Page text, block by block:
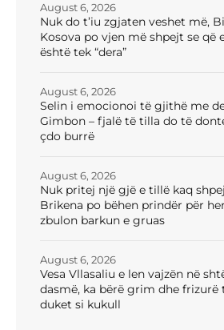
Nuk do t’iu zgjaten veshet më,
Kosova po vjen më shpejt se që
është tek “dera”
August 6, 2026
Selin i emocionoi të gjithë me
Gimbon – fjalë të tilla do të
çdo burrë
August 6, 2026
Nuk pritej një gjë e tillë kaq
Brikena po bëhen prindër për
zbulon barkun e gruas
August 6, 2026
Vesa Vllasaliu e len vajzën në
dasmë, ka bërë grim dhe frizurë
duket si kukull
August 6, 2026